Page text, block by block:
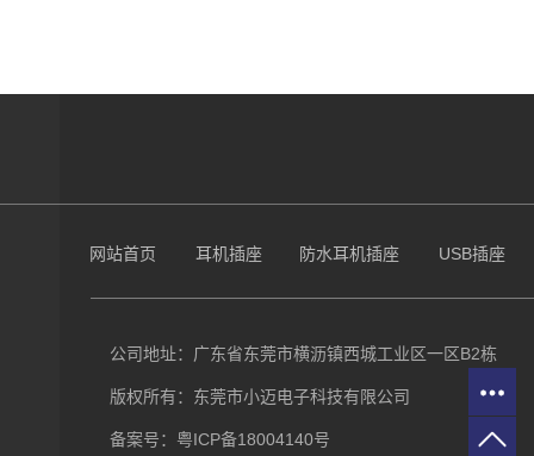
网站首页 耳机插座 防水耳机插座 USB插座
公司地址：广东省东莞市横沥镇西城工业区一区B2栋
版权所有：东莞市小迈电子科技有限公司
备案号： 粤ICP备18004140号